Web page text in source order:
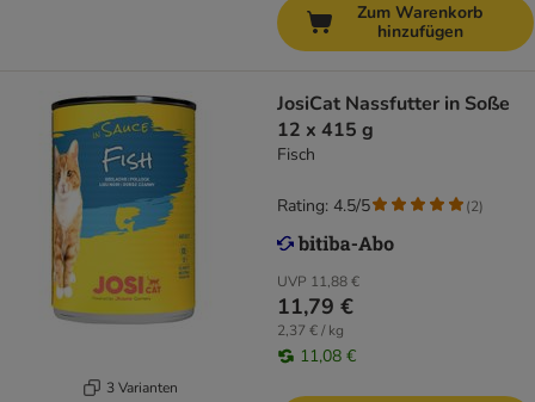
Zum Warenkorb
hinzufügen
3 Varianten
JosiCat Nassfutter in Soße
12 x 415 g
Fisch
UVP 11,88 €
11,79 €
2,37 € / kg
11,08 €
Rating: 4.5/5 (2)